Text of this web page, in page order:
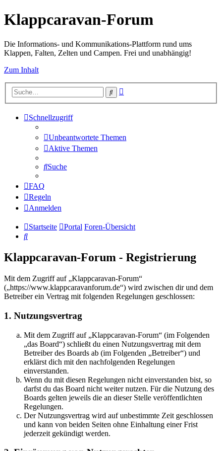
Klappcaravan-Forum
Die Informations- und Kommunikations-Plattform rund ums
Klappen, Falten, Zelten und Campen. Frei und unabhängig!
Zum Inhalt
Suche
Schnellzugriff
Unbeantwortete Themen
Aktive Themen
Suche
FAQ
Regeln
Anmelden
Startseite Portal Foren-Übersicht
Suche
Klappcaravan-Forum - Registrierung
Mit dem Zugriff auf „Klappcaravan-Forum“
(„https://www.klappcaravanforum.de“) wird zwischen dir und dem
Betreiber ein Vertrag mit folgenden Regelungen geschlossen:
1. Nutzungsvertrag
Mit dem Zugriff auf „Klappcaravan-Forum“ (im Folgenden
„das Board“) schließt du einen Nutzungsvertrag mit dem
Betreiber des Boards ab (im Folgenden „Betreiber“) und
erklärst dich mit den nachfolgenden Regelungen
einverstanden.
Wenn du mit diesen Regelungen nicht einverstanden bist, so
darfst du das Board nicht weiter nutzen. Für die Nutzung des
Boards gelten jeweils die an dieser Stelle veröffentlichten
Regelungen.
Der Nutzungsvertrag wird auf unbestimmte Zeit geschlossen
und kann von beiden Seiten ohne Einhaltung einer Frist
jederzeit gekündigt werden.